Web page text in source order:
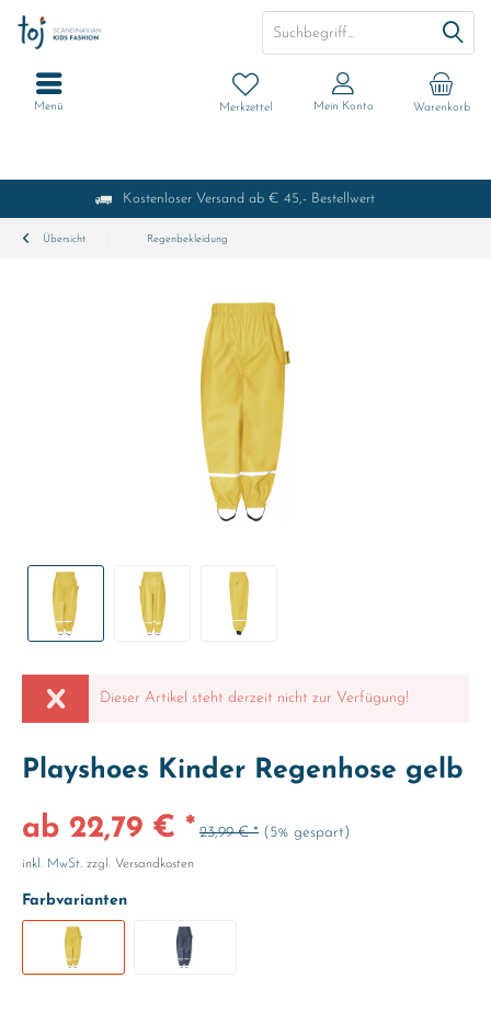
Kostenloser Versand ab € 45,- Bestellwert
Warenkorb
Merkzettel Mein Konto
Menü
Übersicht Regenbekleidung
Dieser Artikel steht derzeit nicht zur Verfügung!
Playshoes Kinder Regenhose gelb
ab 22,79 € * 23,99 € * (5% gespart)
inkl. MwSt. zzgl. Versandkosten
Farbvarianten